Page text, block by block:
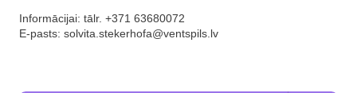
Informācijai: tālr. +371 63680072
E-pasts: solvita.stekerhofa@ventspils.lv